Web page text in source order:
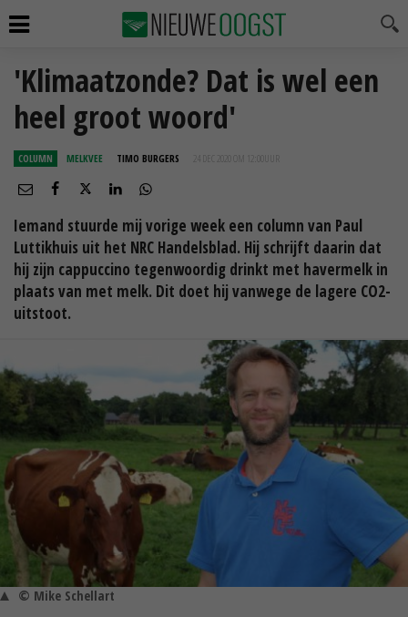
'Klimaatzonde? Dat is wel een
heel groot woord'
COLUMN MELKVEE TIMO BURGERS 24 DEC 2020 OM 12:00
Iemand stuurde mij vorige week een column van Paul
Luttikhuis uit het NRC Handelsblad. Hij schrijft daarin dat
hij zijn cappuccino tegenwoordig drinkt met havermelk in
plaats van met melk. Dit doet hij vanwege de lagere CO2-
uitstoot.
© Mike Schellart